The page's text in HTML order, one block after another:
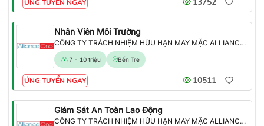
ỨNG TUYỂN NGAY
Nhân Viên Môi Trường
CÔNG TY TRÁCH NHIỆM HỮU HẠN MAY MẶC ALLIANCE ONE
7 - 10 triệu Bến Tre
ỨNG TUYỂN NGAY 10511
Giám Sát An Toàn Lao Động
CÔNG TY TRÁCH NHIỆM HỮU HẠN MAY MẶC ALLIANCE ONE